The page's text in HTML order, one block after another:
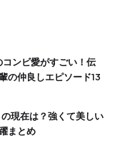
の仲良しエピソード13
まとめ